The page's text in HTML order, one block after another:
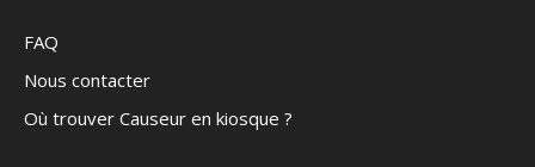
FAQ
Nous contacter
Où trouver Causeur en kiosque ?